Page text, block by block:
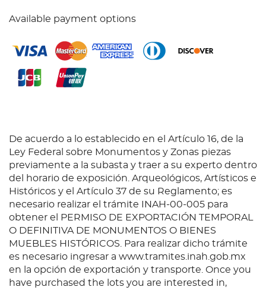
Available payment options
De acuerdo a lo establecido en el Artículo 16, de la
Ley Federal sobre Monumentos y Zonas piezas
previamente a la subasta y traer a su experto dentro
del horario de exposición. Arqueológicos, Artísticos e
Históricos y el Artículo 37 de su Reglamento; es
necesario realizar el trámite INAH-00-005 para
obtener el PERMISO DE EXPORTACIÓN TEMPORAL
O DEFINITIVA DE MONUMENTOS O BIENES
MUEBLES HISTÓRICOS. Para realizar dicho trámite
es necesario ingresar a www.tramites.inah.gob.mx
en la opción de exportación y transporte. Once you
have purchased the lots you are interested in,